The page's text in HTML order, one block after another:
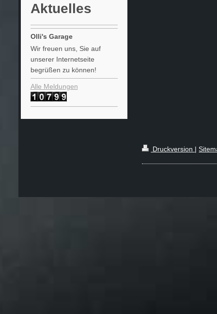
Aktuelles
Olli's Garage
Wir freuen uns, Sie auf
unserer Internetseite
begrüßen zu können!
Alle Meldungen
Druckversion |